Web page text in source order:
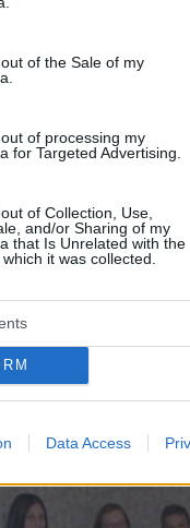
to Google and its
specified purposes in
of the Sale of my
of processing my
for Targeted Advertising.
of Collection, Use,
and/or Sharing of my
that Is Unrelated with the
it was collected.
Data Access
την task force της
των Χοίρων: Πώς
στην Κούβα
πλούσια σπίτια που
άνθρωπο
Τα μεγάλα
ΕΙΔΗΣΕΙΣ